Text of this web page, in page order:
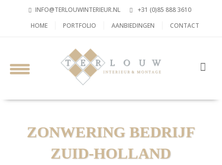
INFO@TERLOUWINTERIEUR.NL
+31 (0)85 888 3610
HOME
PORTFOLIO AANBIEDINGEN CONTACT
ZONWERING BEDRIJF
ZUID-HOLLAND